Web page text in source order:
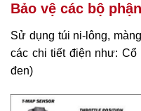
Bảo vệ các bộ
Sử dụng túi ni-lông,
các chi tiết điện như:
đen)